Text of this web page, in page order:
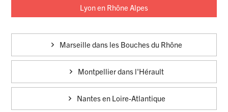
Lyon en Rhône Alpes
Marseille dans les Bouches du Rhône
Montpellier dans l'Hérault
Nantes en Loire-Atlantique